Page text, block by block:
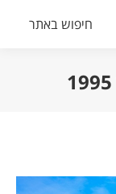
Search:
חיפוש באתר